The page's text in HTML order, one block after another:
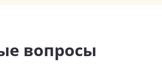
вопросы